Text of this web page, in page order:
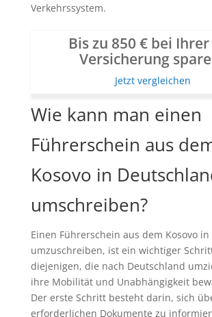
Verkehrssystem.
Bis zu 850 € bei Ihrer
Versicherung
Jetzt vergleichen
Wie kann man einen
Führerschein aus
Kosovo in
umschreiben?
Einen Führerschein aus dem Kosovo
umzuschreiben, ist ein wichtiger
diejenigen, die nach Deutschland
ihre Mobilität und Unabhängigkeit
Der erste Schritt besteht darin, sich
erforderlichen Dokumente zu